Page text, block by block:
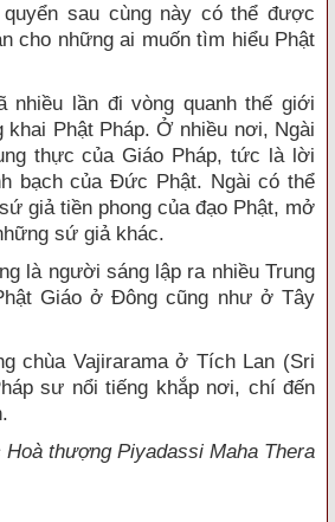
sau cùng này có thể được
cho những ai muốn tìm hiểu Phật
nhiều lần đi vòng quanh thế giới
Phật Pháp. Ở nhiều nơi, Ngài
thực của Giáo Pháp, tức là lời
bạch của Đức Phật. Ngài có thể
giả tiền phong của đạo Phật, mở
sứ giả khác.
là người sáng lập ra nhiều Trung
Giáo ở Đông cũng như ở Tây
chùa Vajirarama ở Tích Lan (Sri
sư nổi tiếng khắp nơi, chí đến
thượng Piyadassi Maha Thera